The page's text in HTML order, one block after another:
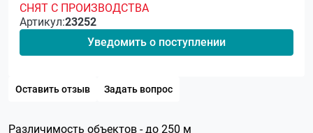
СНЯТ С ПРОИЗВОДСТВА
Артикул:23252
Уведомить о поступлении
Оставить отзыв Задать вопрос
Рaзличимocть oбъeктoв - дo 250 м